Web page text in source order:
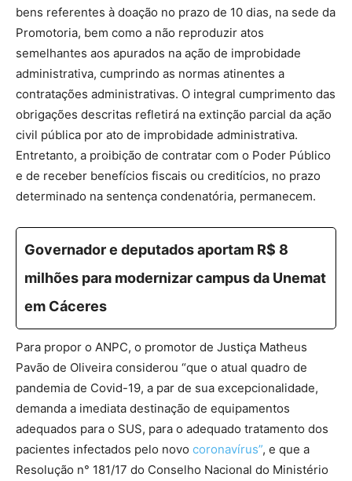
bens referentes à doação no prazo de 10 dias, na sede da
Promotoria, bem como a não reproduzir atos
semelhantes aos apurados na ação de improbidade
administrativa, cumprindo as normas atinentes a
contratações administrativas. O integral cumprimento das
obrigações descritas refletirá na extinção parcial da ação
civil pública por ato de improbidade administrativa.
Entretanto, a proibição de contratar com o Poder Público
e de receber benefícios fiscais ou creditícios, no prazo
determinado na sentença condenatória, permanecem.
Governador e deputados aportam R$ 8
milhões para modernizar campus da Unemat
em Cáceres
Para propor o ANPC, o promotor de Justiça Matheus
Pavão de Oliveira considerou “que o atual quadro de
pandemia de Covid-19, a par de sua excepcionalidade,
demanda a imediata destinação de equipamentos
adequados para o SUS, para o adequado tratamento dos
pacientes infectados pelo novo coronavírus”, e que a
Resolução n° 181/17 do Conselho Nacional do Ministério